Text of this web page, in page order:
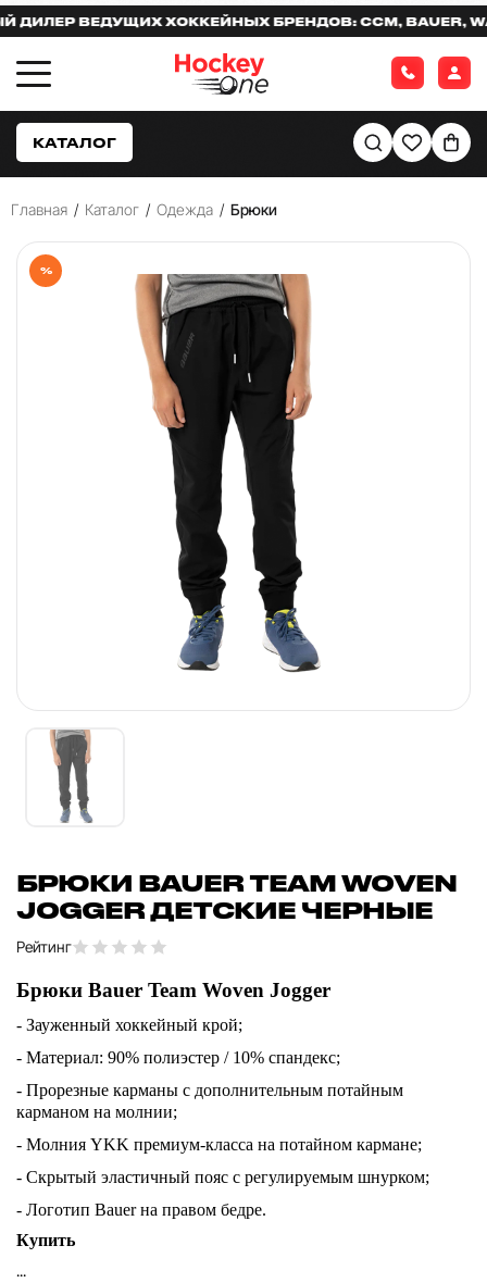
ВЕДУЩИХ ХОККЕЙНЫХ БРЕНДОВ: CCM, BAUER,
КАТАЛОГ
Главная / Каталог / Одежда / Брюки
%
БРЮКИ BAUER TEAM WOVEN
JOGGER ДЕТСКИЕ ЧЕРНЫЕ
Рейтинг
Брюки Bauer Team Woven Jogger
- Зауженный хоккейный крой;
- Материал: 90% полиэстер / 10% спандекс;
- Прорезные карманы с дополнительным потайным
карманом на молнии;
- Молния YKK премиум-класса на потайном кармане;
- Скрытый эластичный пояс с регулируемым шнурком;
- Логотип Bauer на правом бедре.
Купить
...